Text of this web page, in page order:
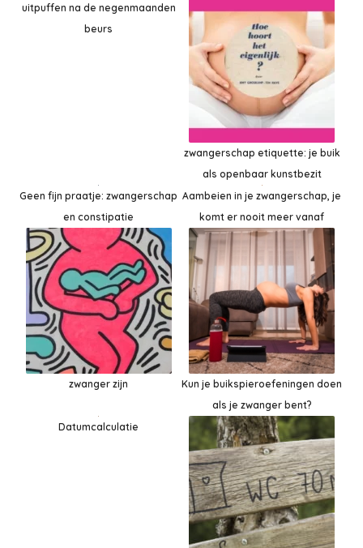
uitpuffen na de negenmaanden
beurs
zwangerschap etiquette: je buik
als openbaar kunstbezit
Geen fijn praatje: zwangerschap
en constipatie
Aambeien in je zwangerschap, je
komt er nooit meer vanaf
zwanger zijn
Kun je buikspieroefeningen doen
als je zwanger bent?
Datumcalculatie